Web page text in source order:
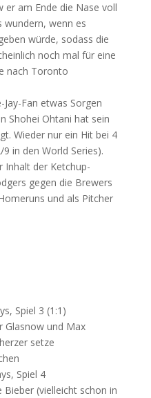
er am Ende die Nase voll
wundern, wenn es
würde, sodass die
noch mal für eine
nach Toronto
Fan etwas Sorgen
Shohei Ohtani hat sein
Wieder nur ein Hit bei 4
in den World Series).
Inhalt der Ketchup-
gegen die Brewers
und als Pitcher
Spiel 3 (1:1)
Glasnow und Max
setze
Spiel 4
Bieber (vielleicht schon in